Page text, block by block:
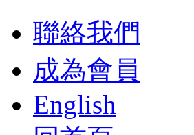
聯絡我們
成為會員
English